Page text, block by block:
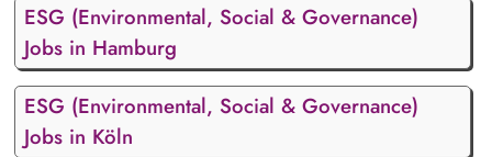
ESG (Environmental, Social & Governance)
Jobs in Hamburg
ESG (Environmental, Social & Governance)
Jobs in Köln